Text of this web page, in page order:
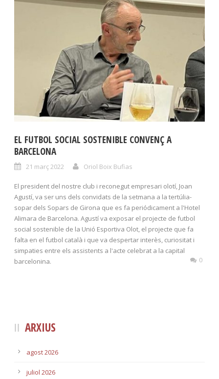
EL FUTBOL SOCIAL SOSTENIBLE CONVENÇ A
BARCELONA
21 març 2022 Oriol Boix Bufias
El president del nostre club i reconegut empresari olotí, Joan
Agustí, va ser uns dels convidats de la setmana a la tertúlia-
sopar dels Sopars de Girona que es fa periódicament a l'Hotel
Alimara de Barcelona. Agustí va exposar el projecte de futbol
social sostenible de la Unió Esportiva Olot, el projecte que fa
falta en el futbol català i que va despertar interès, curiositat i
simpaties entre els assistents a l'acte celebrat a la capital
barcelonina.
0
ARXIUS
agost 2026
juliol 2026